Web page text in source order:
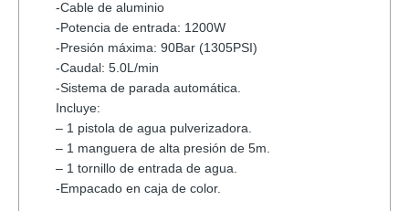
-Cable de aluminio
-Potencia de entrada: 1200W
-Presión máxima: 90Bar (1305PSI)
-Caudal: 5.0L/min
-Sistema de parada automática.
Incluye:
– 1 pistola de agua pulverizadora.
– 1 manguera de alta presión de 5m.
– 1 tornillo de entrada de agua.
-Empacado en caja de color.